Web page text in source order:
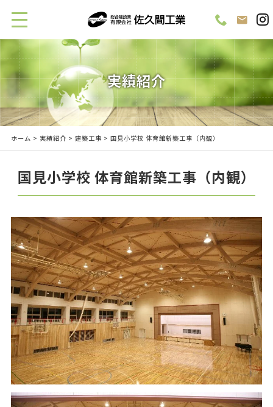
実績紹介
ホーム > 実績紹介> 建築工事 > 国見小学校 体育館新築工事（内観）
国見小学校 体育館新築工事（内観）